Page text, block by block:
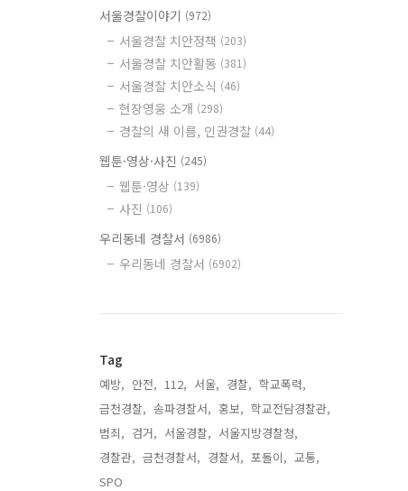
서울경찰이야기 (972)
서울경찰 치안정책 (203)
서울경찰 치안활동 (381)
서울경찰 치안소식 (46)
현장영웅 소개 (298)
경찰의 새 이름, 인권경찰 (44)
웹툰·영상·사진 (245)
웹툰·영상 (139)
사진 (106)
우리동네 경찰서 (6986)
우리동네 경찰서 (6902)
Tag
예방, 안전, 112, 서울, 경찰, 학교폭력,
금천경찰, 송파경찰서, 홍보, 학교전담경찰관,
범죄, 검거, 서울경찰, 서울지방경찰청,
경찰관, 금천경찰서, 경찰서, 포돌이, 교통,
SPO,